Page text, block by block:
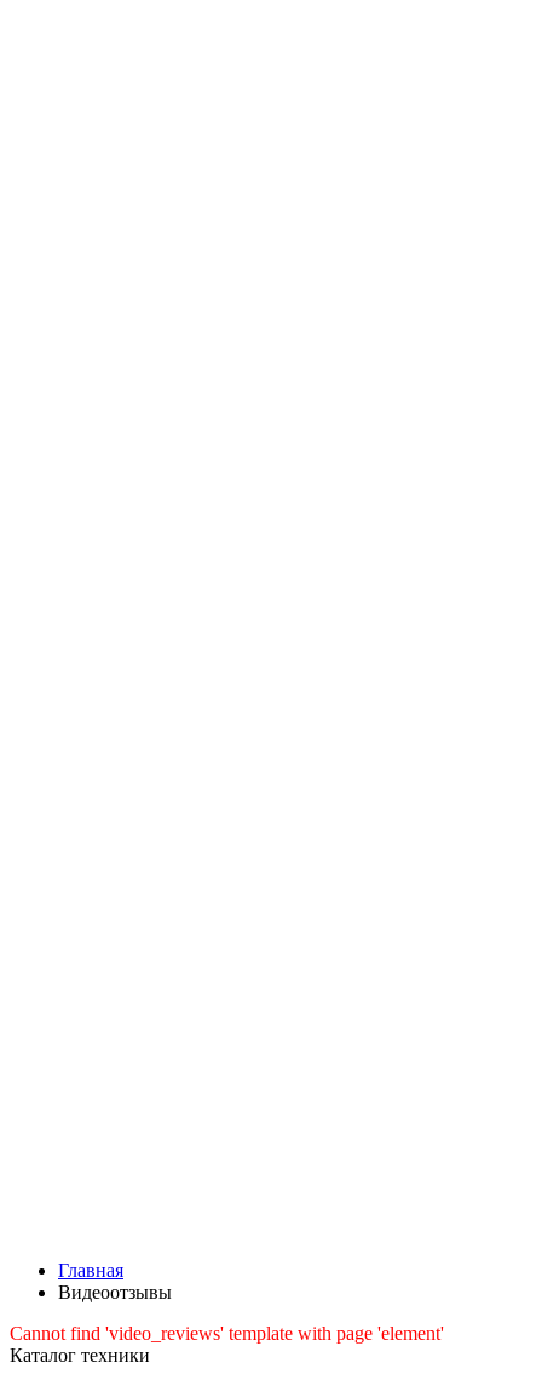
Главная
Видеоотзывы
Cannot find 'video_reviews' template with page 'element'
Каталог техники